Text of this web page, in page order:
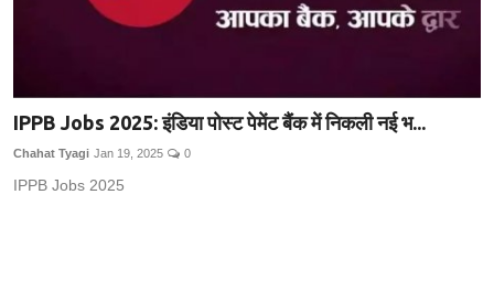
IPPB Jobs 2025: इंडिया पोस्ट पेमेंट बैंक में निकली नई भ...
Chahat Tyagi Jan 19, 2025 0
IPPB Jobs 2025